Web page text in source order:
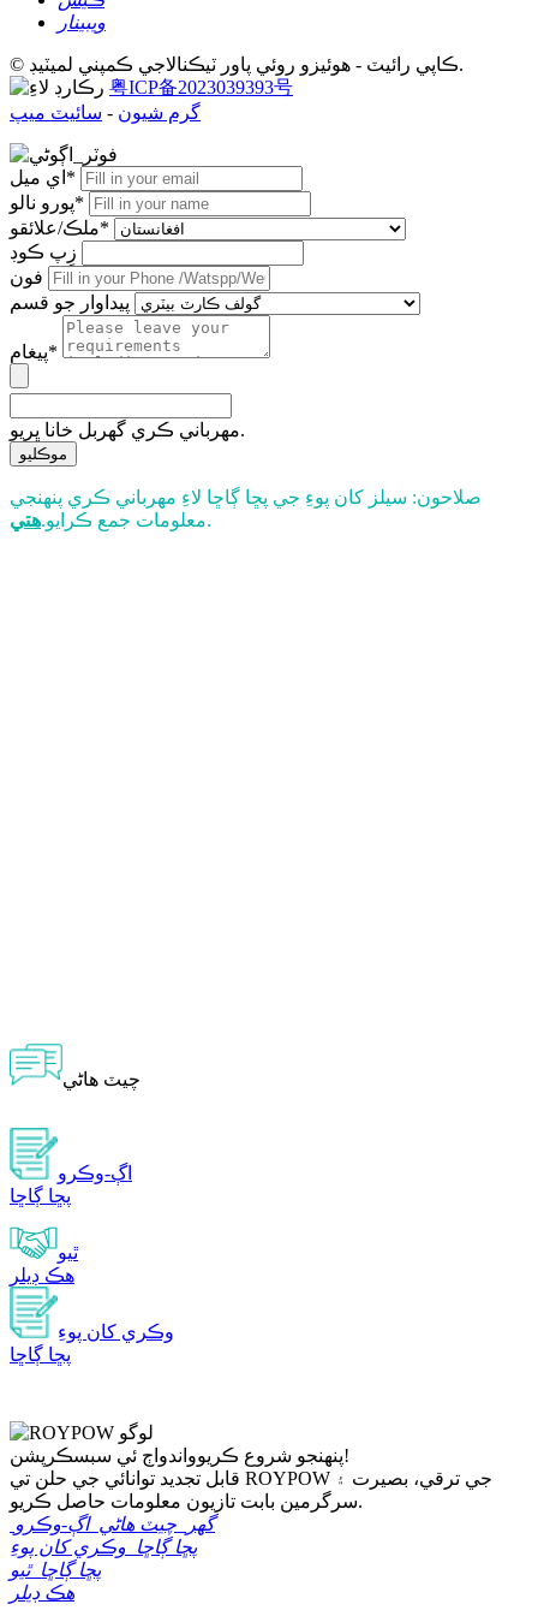
ويبينار
© ڪاپي رائيٽ - هوئيزو روئي پاور ٽيڪنالاجي ڪمپني لميٽيڊ.
粤ICP备2023039393号
گرم شيون - سائيٽ ميپ
اي ميل*
پورو نالو*
ملڪ/علائقو*
زِپ ڪوڊ
فون
پيداوار جو قسم
پيغام*
مھرباني ڪري گھربل خانا ڀريو.
موڪليو
صلاحون: سيلز کان پوءِ جي پڇا ڳاڇا لاءِ مهرباني ڪري پنهنجي
معلومات جمع ڪرايو.هتي .
چيٽ هاڻي
اڳ-وڪرو
پڇا ڳاڇا
ٿيو
هڪ ڊيلر
وڪري کان پوءِ
پڇا ڳاڇا
پنهنجو شروع ڪريوواندو
اڄ ئي سبسڪرپشن!
قابل تجديد توانائي جي حلن تي ROYPOW جي ترقي، بصيرت ۽
سرگرمين بابت تازيون معلومات حاصل ڪريو.
گھر
چيٽ هاڻي اڳ-وڪرو
پڇا ڳاڇا
وڪري کان پوءِ
پڇا ڳاڇا ٿيو
هڪ ڊيلر